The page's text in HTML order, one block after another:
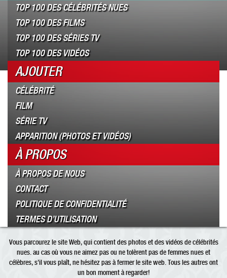
TOP 100 DES CÉLÉBRITÉS NUES
TOP 100 DES FILMS
TOP 100 DES SÉRIES TV
TOP 100 DES VIDÉOS
AJOUTER
CÉLÉBRITÉ
FILM
SÉRIE TV
APPARITION (PHOTOS ET VIDÉOS)
À PROPOS
À PROPOS DE NOUS
CONTACT
POLITIQUE DE CONFIDENTIALITÉ
TERMES D’UTILISATION
Vous parcourez le site Web, qui contient des photos et des vidéos de célébrités
nues. au cas où vous ne aimez pas ou ne tolèrent pas de femmes nues et
célèbres, s’il vous plaît, ne hésitez pas à fermer le site web. Tous les autres ont
un bon moment à regarder!